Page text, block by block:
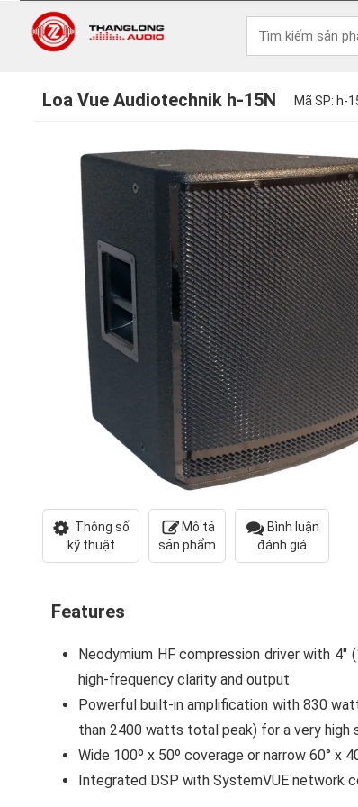
Loa Vue Audiotechnik h-15N Mã SP: h-
Thông số
kỹ thuật
Mô tả
sản phẩm
Bình luận
đánh giá
Features
Neodymium HF compression driver with
high-frequency clarity and output
Powerful built-in amplification with 830
than 2400 watts total peak) for a very
Wide 100º x 50º coverage or narrow 60° x
Integrated DSP with SystemVUE network